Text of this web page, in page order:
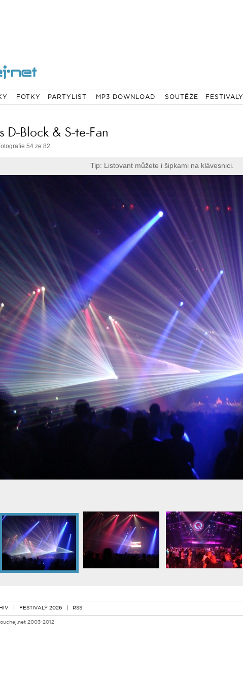
FOTKY PARTYLIST MP3 DOWNLOAD SOUTĚŽE FESTIVALY
D-Block & S-te-Fan
54 ze 82
Tip: Listovant můžete i šipkami na klávesnici.
| FESTIVALY 2026 | RSS
2003-2012